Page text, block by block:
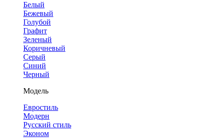
Белый
Бежевый
Голубой
Графит
Зеленый
Коричневый
Серый
Синий
Черный
Модель
Евростиль
Модерн
Русский стиль
Эконом